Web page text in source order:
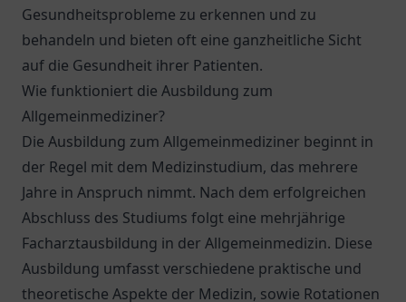
Gesundheitsprobleme zu erkennen und zu
behandeln und bieten oft eine ganzheitliche Sicht
auf die Gesundheit ihrer Patienten.
Wie funktioniert die Ausbildung zum
Allgemeinmediziner?
Die Ausbildung zum Allgemeinmediziner beginnt in
der Regel mit dem Medizinstudium, das mehrere
Jahre in Anspruch nimmt. Nach dem erfolgreichen
Abschluss des Studiums folgt eine mehrjährige
Facharztausbildung in der Allgemeinmedizin. Diese
Ausbildung umfasst verschiedene praktische und
theoretische Aspekte der Medizin, sowie Rotationen